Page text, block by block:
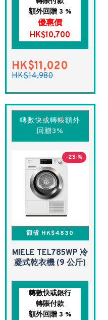
額外回贈 3 %
優惠價
HK$10,700
HK$11,020
HK$14,980
轉數快或轉帳額外
回贈3%
-23 %
節省 HK$4830
MIELE TEL785WP 冷
凝式乾衣機 (9 公斤)
轉數快或銀行
轉賬付款
額外回贈 3 %